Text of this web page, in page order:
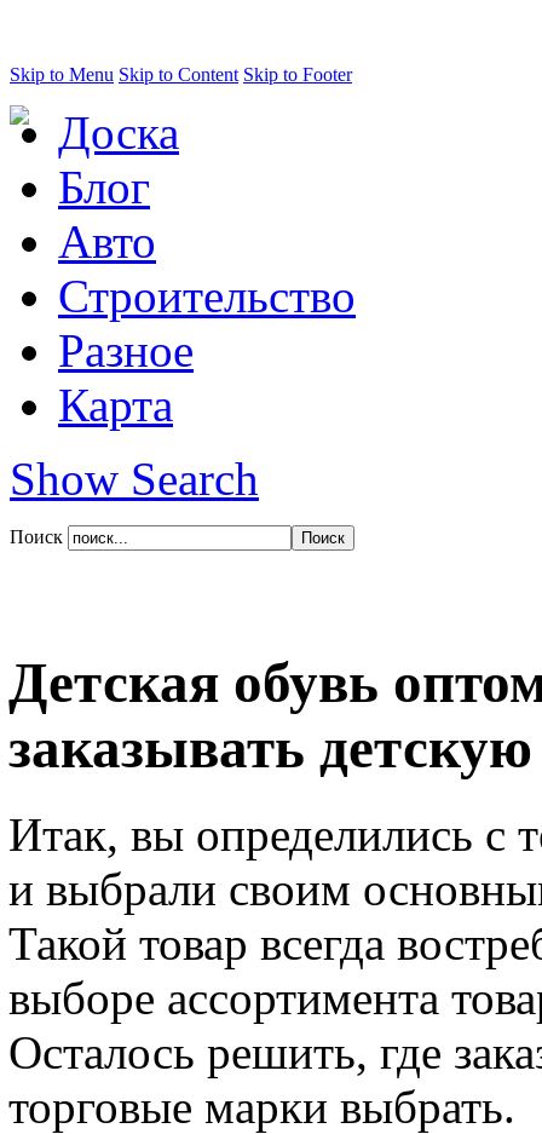
Skip to Menu Skip to Content Skip to Footer
Доска
Блог
Авто
Строительство
Разное
Карта
Show Search
Поиск
Детская обувь
заказывать
Итак, вы определились с
и выбрали своим
Такой товар всегда
выборе ассортимента
Осталось решить, где
торговые марки выбрать.